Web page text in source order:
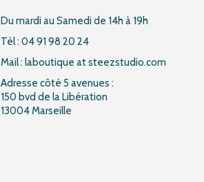
Du mardi au Samedi de 14h à 19h
Tèl : 04 91 98 20 24
Mail : laboutique at steezstudio.com
Adresse côté 5 avenues :
150 bvd de la Libération
13004 Marseille